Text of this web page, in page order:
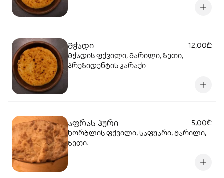
მჭადი
12,00₾
მჭადის ფქვილი, მარილი, ზეთი,
პრეზიდენტის კარაქი
აფრას პური
5,00₾
ხორბლის ფქვილი, საფუარი, მარილი,
ზეთი.